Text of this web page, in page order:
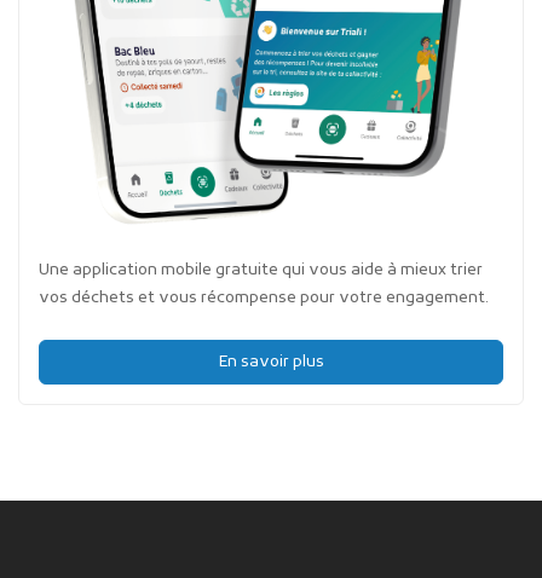
Une application mobile gratuite qui vous aide à mieux trier
vos déchets et vous récompense pour votre engagement.
En savoir plus